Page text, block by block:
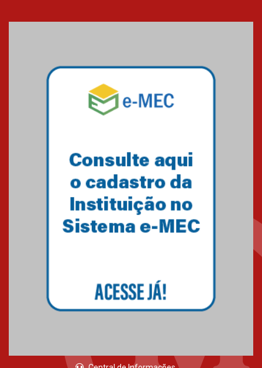
Mackenzie mobiliza campanha
solidária para apoiar famílias em
Minas Gerais
Primeiro culto do ano ressalta o
27.02.2026